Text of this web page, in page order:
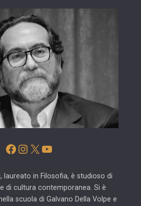
Facebook
Instagram
X YouTube
, laureato in Filosofia, è studioso di
di cultura contemporanea. Si è
scuola di Galvano Della Volpe e